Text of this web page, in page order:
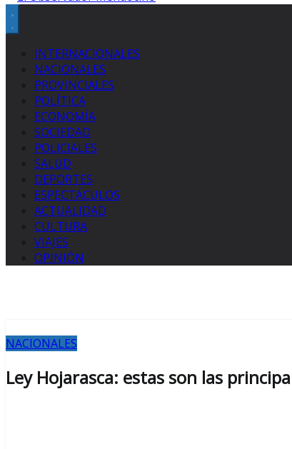
INTERNACIONALES
NACIONALES
PROVINCIALES
POLÍTICA
ECONOMÍA
SOCIEDAD
POLICIALES
SALUD
DEPORTES
ESPECTÁCULOS
ACTUALIDAD
CULTURA
VIAJES
OPINIÓN
NACIONALES
Ley Hojarasca: estas son las